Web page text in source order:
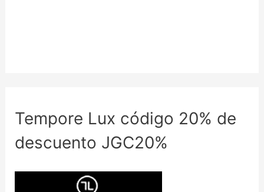
Tempore Lux código 20% de
descuento JGC20%